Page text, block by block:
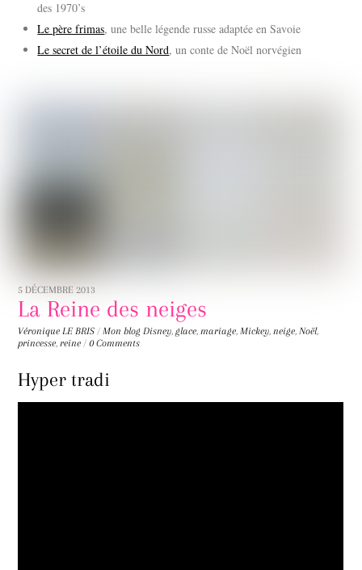
des 1970’s
Le père frimas, une belle légende russe adaptée en Savoie
Le secret de l’étoile du Nord, un conte de Noël norvégien
5 DÉCEMBRE 2013
La Reine des neiges
Véronique LE BRIS / Mon blog Disney,glace, mariage, Mickey, neige, Noël,
princesse, reine / 0 Comments
Hyper tradi